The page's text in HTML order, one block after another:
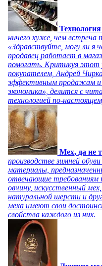
ничего хуже, чем встреча
«Здравствуйте, могу ли я
продавец работает в
помогать. Критикуя этот
покупателем, Андрей
эффективным продажам и
экономика», делится с
технологией по-
Мех, да не
производстве зимней
материалы,
отвечающие требованиям
овчину, искусственный
натуральной шерсти и
меха имеют свои
свойства каждого из них.